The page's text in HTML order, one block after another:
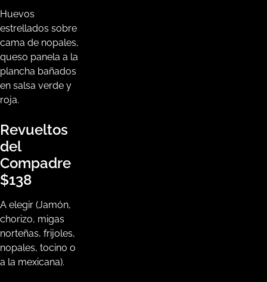
Huevos
estrellados sobre
cama de nopales,
queso panela a la
plancha bañados
en salsa verde y
roja.
Revueltos
del
Compadre
$138
A elegir (Jamón,
chorizo, migas
norteñas, frijoles,
nopales, tocino o
a la mexicana).